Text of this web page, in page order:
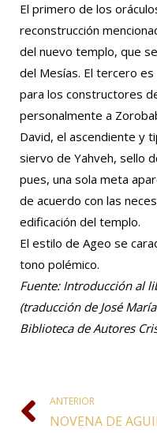
El primero de los
reconstrucción
del nuevo templo, que
del Mesías. El tercero
para los constructores
personalmente a
David, el ascendiente y
siervo de Yahveh, sello
pues, una sola meta
de acuerdo con las
edificación del templo.
El estilo de Ageo se
tono polémico.
Fuente: Introducción al
(traducción de José
Biblioteca de Autores
ANTERIOR